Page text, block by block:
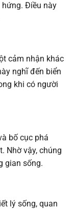
hứng. Điều này
cảm nhận khác
nghĩ đến biển
khi có người
bố cục phá
Nhờ vậy, chúng
gian sống.
lý sống, quan